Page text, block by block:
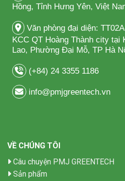
Hồng, Tỉnh Hưng Yên, Việt
Văn phòng đại diện:
KCC QT Hoàng Thành city
Lao, Phường Đại Mỗ, TP Hà
(+84) 24 3355 1186
info@pmjgreentech.vn
VỀ CHÚNG TÔI
Câu chuyện PMJ GREENTECH
Sản phẩm